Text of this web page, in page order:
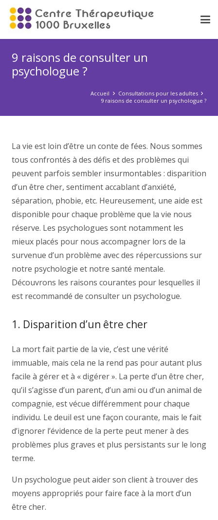
9 raisons de consulter un
psychologue ?
Accueil
Consultations pour les adultes
9 raisons de consulter un psychologue ?
La vie est loin d’être un conte de fées. Nous sommes
tous confrontés à des défis et des problèmes qui
peuvent parfois sembler insurmontables : disparition
d’un être cher, sentiment accablant d’anxiété,
séparation, phobie, etc. Heureusement, une aide est
disponible pour chaque problème que la vie nous
réserve. Les psychologues sont notamment les
mieux placés pour nous accompagner lors de la
survenue d’un problème avec des répercussions sur
notre psychologie et notre santé mentale.
Découvrons les raisons courantes pour lesquelles il
est recommandé de consulter un psychologue.
1. Disparition d’un être cher
La mort fait partie de la vie, c’est une vérité
immuable, mais cela ne la rend pas pour autant plus
facile à gérer et à « digérer ». La perte d’un être cher,
qu’il s’agisse d’un parent, d’un ami ou d’un animal de
compagnie, est vécue différemment pour chaque
individu. Le deuil est une façon courante, mais le fait
d’ignorer l’évidence de la perte peut mener à des
problèmes plus graves et plus persistants sur le long
terme.
Un psychologue peut aider son client à trouver des
moyens appropriés pour faire face à la mort d’un
être cher.